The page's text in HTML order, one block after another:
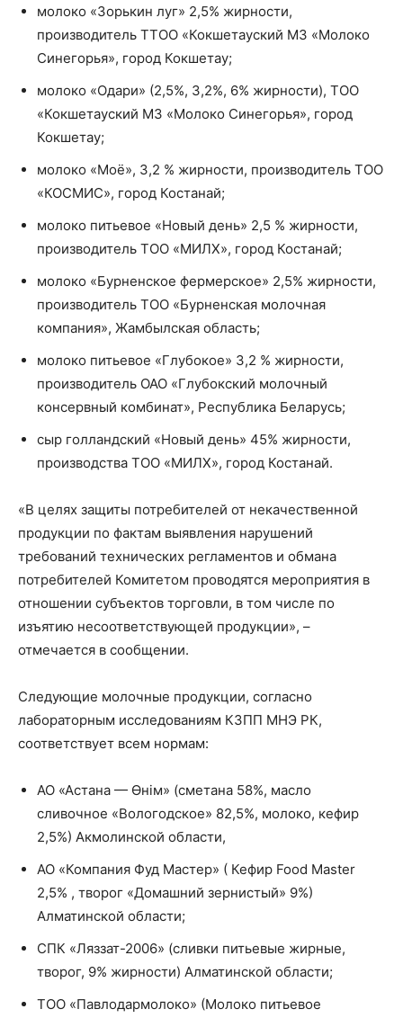
молоко «Зорькин луг» 2,5% жирности,
производитель ТТОО «Кокшетауский МЗ «Молоко
Синегорья», город Кокшетау;
молоко «Одари» (2,5%, 3,2%, 6% жирности), ТОО
«Кокшетауский МЗ «Молоко Синегорья», город
Кокшетау;
молоко «Моё», 3,2 % жирности, производитель ТОО
«КОСМИС», город Костанай;
молоко питьевое «Новый день» 2,5 % жирности,
производитель ТОО «МИЛХ», город Костанай;
молоко «Бурненское фермерское» 2,5% жирности,
производитель ТОО «Бурненская молочная
компания», Жамбылская область;
молоко питьевое «Глубокое» 3,2 % жирности,
производитель ОАО «Глубокский молочный
консервный комбинат», Республика Беларусь;
сыр голландский «Новый день» 45% жирности,
производства ТОО «МИЛХ», город Костанай.
«В целях защиты потребителей от некачественной
продукции по фактам выявления нарушений
требований технических регламентов и обмана
потребителей Комитетом проводятся мероприятия в
отношении субъектов торговли, в том числе по
изъятию несоответствующей продукции», –
отмечается в сообщении.
Следующие молочные продукции, согласно
лабораторным исследованиям КЗПП МНЭ РК,
соответствует всем нормам:
АО «Астана — Өнім» (сметана 58%, масло
сливочное «Вологодское» 82,5%, молоко, кефир
2,5%) Акмолинской области,
АО «Компания Фуд Мастер» ( Кефир Foоd Master
2,5% , творог «Домашний зернистый» 9%)
Алматинской области;
СПК «Ляззат-2006» (сливки питьевые жирные,
творог, 9% жирности) Алматинской области;
ТОО «Павлодармолоко» (Молоко питьевое